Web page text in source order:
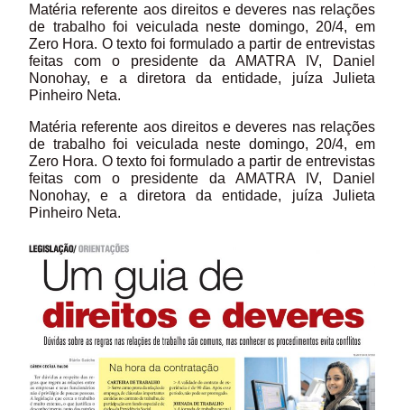
Matéria referente aos direitos e deveres nas relações
de trabalho foi veiculada neste domingo, 20/4, em
Zero Hora. O texto foi formulado a partir de entrevistas
feitas com o presidente da AMATRA IV, Daniel
Nonohay, e a diretora da entidade, juíza Julieta
Pinheiro Neta.
Matéria referente aos direitos e deveres nas relações
de trabalho foi veiculada neste domingo, 20/4, em
Zero Hora. O texto foi formulado a partir de entrevistas
feitas com o presidente da AMATRA IV, Daniel
Nonohay, e a diretora da entidade, juíza Julieta
Pinheiro Neta.